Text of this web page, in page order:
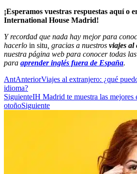
¡Esperamos vuestras respuestas aquí o
International House Madrid!
Y recordad que nada hay mejor para
hacerlo in situ, gracias a nuestros viajes al
nuestra página web para conocer todas
para aprender inglés fuera de España.
AntAnteriorViajes al extranjero: ¿qué
idioma?
SiguienteIH Madrid te muestra las mejores
otoñoSiguiente